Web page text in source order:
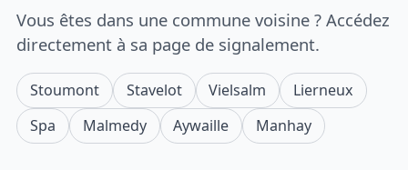
Vous êtes dans une commune voisine ? Accédez
directement à sa page de signalement.
Stoumont Stavelot Vielsalm
Lierneux
Spa
Malmedy Aywaille Manhay